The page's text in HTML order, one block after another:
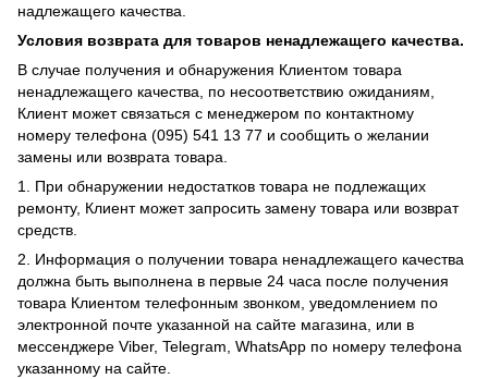
надлежащего качества.
Условия возврата для товаров ненадлежащего качества.
В случае получения и обнаружения Клиентом товара
ненадлежащего качества, по несоответствию ожиданиям,
Клиент может связаться с менеджером по контактному
номеру телефона (095) 541 13 77 и сообщить о желании
замены или возврата товара.
1. При обнаружении недостатков товара не подлежащих
ремонту, Клиент может запросить замену товара или возврат
средств.
2. Информация о получении товара ненадлежащего качества
должна быть выполнена в первые 24 часа после получения
товара Клиентом телефонным звонком, уведомлением по
электронной почте указанной на сайте магазина, или в
мессенджере Viber, Telegram, WhatsApp по номеру телефона
указанному на сайте.